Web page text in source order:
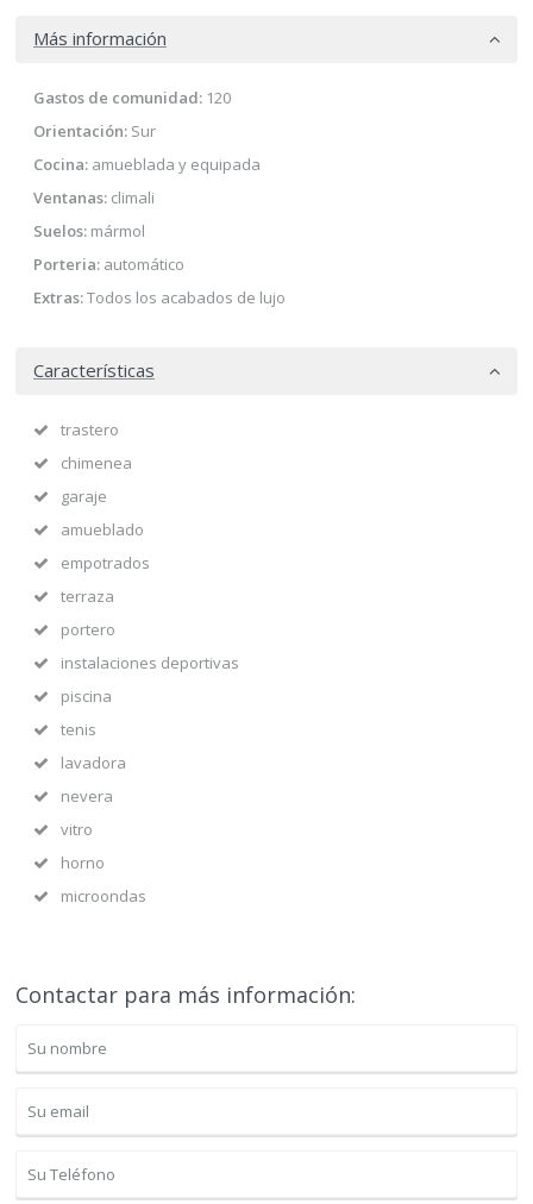
Más información
Gastos de comunidad: 120
Orientación: Sur
Cocina: amueblada y equipada
Ventanas: climali
Suelos: mármol
Porteria: automático
Extras:Todos los acabados de lujo
Características
trastero
chimenea
garaje
amueblado
empotrados
terraza
portero
instalaciones deportivas
piscina
tenis
lavadora
nevera
vitro
horno
microondas
Contactar para más información: